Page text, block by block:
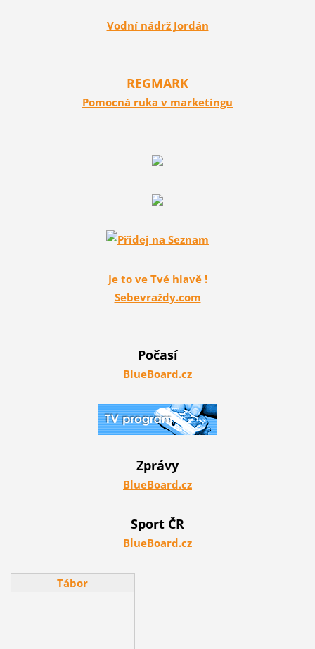
Vodní nádrž Jordán
REGMARK
Pomocná ruka v marketingu
Je to ve Tvé hlavě !
Sebevraždy.com
Počasí
BlueBoard.cz
Zprávy
BlueBoard.cz
Sport ČR
BlueBoard.cz
Tábor
Tábor